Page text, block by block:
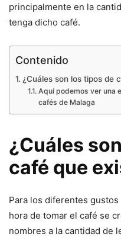
principalmente en la
tenga dicho café.
Contenido
¿Cuáles son los tipos de
Aquí podemos ver una
cafés de Malaga
¿Cuáles
café que
Para los diferentes
hora de tomar el café se
nombres a la cantidad de